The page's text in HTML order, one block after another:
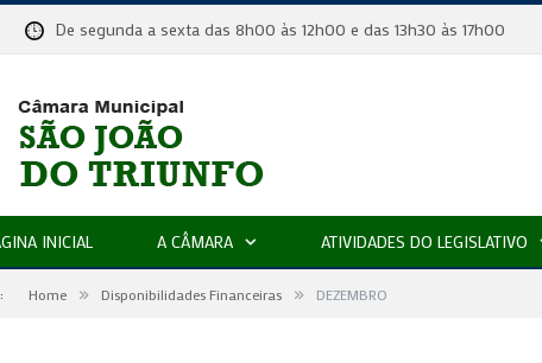
De segunda a sexta das 8h00 às 12h00 e das 13h30 às 17h00
INICIAL A CÂMARA ATIVIDADES DO LEGISLATIVO
Home » Disponibilidades Financeiras » DEZEMBRO